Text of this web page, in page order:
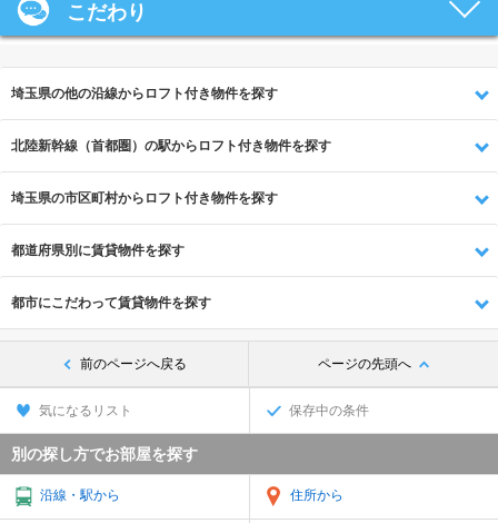
こだわり
埼玉県の他の沿線からロフト付き物件を探す
北陸新幹線（首都圏）の駅からロフト付き物件を探す
埼玉県の市区町村からロフト付き物件を探す
都道府県別に賃貸物件を探す
都市にこだわって賃貸物件を探す
前のページへ戻る ページの先頭へ
気になるリスト 保存中の条件
別の探し方でお部屋を探す
沿線・駅から 住所から